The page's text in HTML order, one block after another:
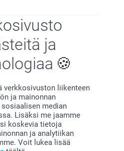
ja
verkkosivuston liikenteen
ja mainonnan
median
Lisäksi me jaamme
koskevia tietoja
ja analytiikan
Voit lukea lisää
lisää
Syntymämuisto